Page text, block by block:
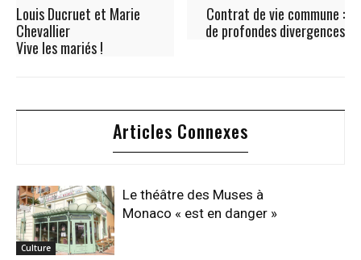
Louis Ducruet et Marie
Chevallier
Vive les mariés !
Contrat de vie commune :
de profondes divergences
Articles Connexes
Culture
Le théâtre des Muses à
Monaco « est en danger »